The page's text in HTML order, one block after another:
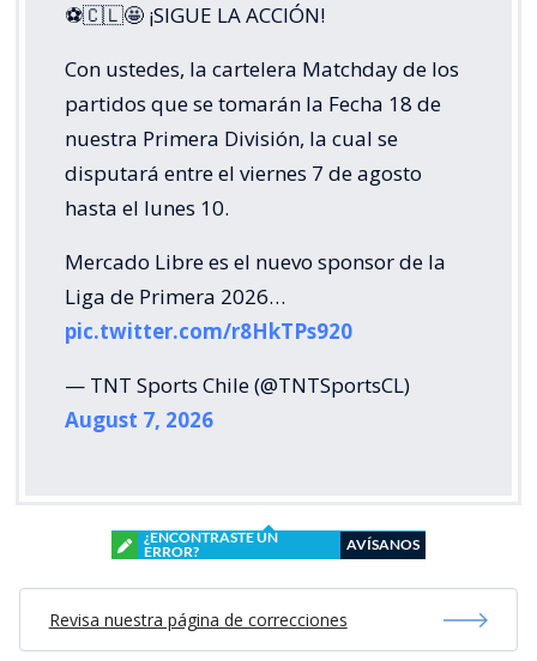
⚽🇨🇱🤩 ¡SIGUE LA ACCIÓN!
Con ustedes, la cartelera Matchday de los
partidos que se tomarán la Fecha 18 de
nuestra Primera División, la cual se
disputará entre el viernes 7 de agosto
hasta el lunes 10.
Mercado Libre es el nuevo sponsor de la
Liga de Primera 2026…
pic.twitter.com/r8HkTPs920
— TNT Sports Chile (@TNTSportsCL)
August 7, 2026
¿ENCONTRASTE UN
ERROR?
AVÍSANOS
Revisa nuestra página de correcciones